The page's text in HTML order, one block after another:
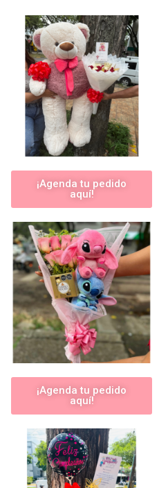
¡Agenda tu pedido
aquí!
¡Agenda tu pedido
aquí!